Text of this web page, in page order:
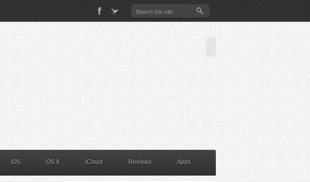
iOS OS X iCloud Reviews Apps